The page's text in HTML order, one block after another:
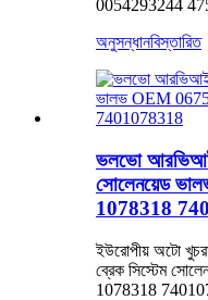
0054293244
অনুসন্ধানবিস্তারিত
ভলভো আরভিআই
সোলেনয়েড
1078318
ইউরোপীয় অটো
ব্রেক সিস্টেম
1078318